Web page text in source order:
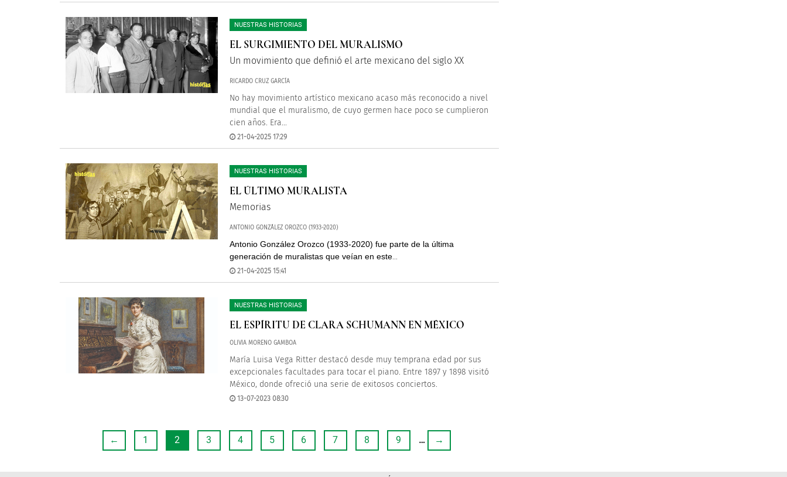
NUESTRAS HISTORIAS
EL SURGIMIENTO DEL MURALISMO
Un movimiento que definió el arte mexicano del siglo XX
RICARDO CRUZ GARCÍA
No hay movimiento artístico mexicano acaso más reconocido a nivel
mundial que el muralismo, de cuyo germen hace poco se cumplieron
cien años. Era...
21-04-2025 17:29
NUESTRAS HISTORIAS
EL ÚLTIMO MURALISTA
Memorias
ANTONIO GONZÁLEZ OROZCO (1933-2020)
Antonio González Orozco (1933-2020) fue parte de la última
generación de muralistas que veían en este...
21-04-2025 15:41
NUESTRAS HISTORIAS
EL ESPÍRITU DE CLARA SCHUMANN EN MÉXICO
OLIVIA MORENO GAMBOA
María Luisa Vega Ritter destacó desde muy temprana edad por sus
excepcionales facultades para tocar el piano. Entre 1897 y 1898 visitó
México, donde ofreció una serie de exitosos conciertos.
13-07-2023 08:30
← 1 2 3 4 5 6 7 8 9 … →